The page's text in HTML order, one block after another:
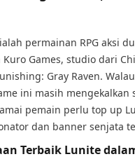
permainan RPG aksi
Games, studio dari
Gray Raven. Walau
ini masih mengekalkan
pemain perlu top up
dan banner senjata
Terbaik Lunite